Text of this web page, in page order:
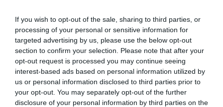
If you wish to opt-out of the sale, sharing to third parties, or
processing of your personal or sensitive information for
targeted advertising by us, please use the below opt-out
section to confirm your selection. Please note that after your
opt-out request is processed you may continue seeing
interest-based ads based on personal information utilized by
us or personal information disclosed to third parties prior to
your opt-out. You may separately opt-out of the further
disclosure of your personal information by third parties on the
01.08.2026 12:11
Ξυπνάτε και σέρνεστε από την κούραση;
8+1 απλές κινήσεις για περισσότερη
ενέργεια από το πρωί